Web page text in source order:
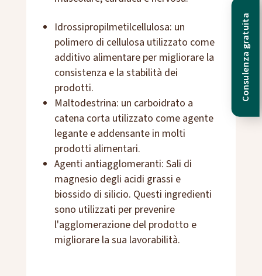
Idrossipropilmetilcellulosa: un
polimero di cellulosa utilizzato come
additivo alimentare per migliorare la
consistenza e la stabilità dei
prodotti.
Maltodestrina: un carboidrato a
catena corta utilizzato come agente
legante e addensante in molti
prodotti alimentari.
Agenti antiagglomeranti: Sali di
magnesio degli acidi grassi e
biossido di silicio. Questi ingredienti
sono utilizzati per prevenire
l'agglomerazione del prodotto e
migliorare la sua lavorabilità.
Consulenza gratuita